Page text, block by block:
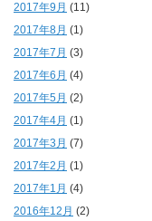
2017年9月 (11)
2017年8月 (1)
2017年7月 (3)
2017年6月 (4)
2017年5月 (2)
2017年4月 (1)
2017年3月 (7)
2017年2月 (1)
2017年1月 (4)
2016年12月 (2)